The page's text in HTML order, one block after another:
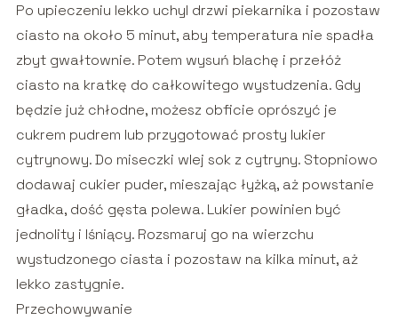
Po upieczeniu lekko uchyl drzwi piekarnika i pozostaw
ciasto na około 5 minut, aby temperatura nie spadła
zbyt gwałtownie. Potem wysuń blachę i przełóż
ciasto na kratkę do całkowitego wystudzenia. Gdy
będzie już chłodne, możesz obficie oprószyć je
cukrem pudrem lub przygotować prosty lukier
cytrynowy. Do miseczki wlej sok z cytryny. Stopniowo
dodawaj cukier puder, mieszając łyżką, aż powstanie
gładka, dość gęsta polewa. Lukier powinien być
jednolity i lśniący. Rozsmaruj go na wierzchu
wystudzonego ciasta i pozostaw na kilka minut, aż
lekko zastygnie.
Przechowywanie